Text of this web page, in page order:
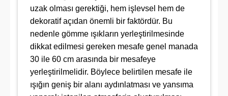
uzak olması gerektiği, hem işlevsel hem de
dekoratif açıdan önemli bir faktördür. Bu
nedenle gömme ışıkların yerleştirilmesinde
dikkat edilmesi gereken mesafe genel manada
30 ile 60 cm arasında bir mesafeye
yerleştirilmelidir. Böylece belirtilen mesafe ile
ışığın geniş bir alanı aydınlatması ve yansıma